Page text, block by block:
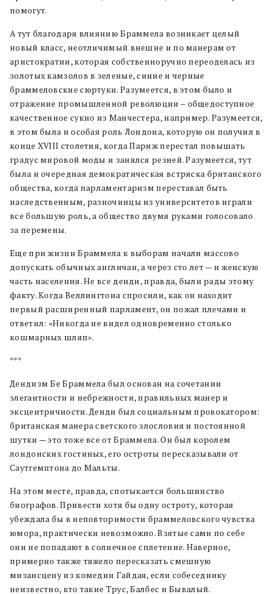
помогут.
А тут благодаря влиянию Браммела возникает целый
новый класс, неотличимый внешне и по манерам от
аристократии, которая собственноручно переоделась из
золотых камзолов в зеленые, синие и черные
браммеловские сюртуки. Разумеется, в этом было и
отражение промышленной революции – общедоступное
качественное сукно из Манчестера, например. Разумеется,
в этом была и особая роль Лондона, которую он получил в
конце XVIII столетия, когда Париж перестал повышать
градус мировой моды и занялся резней. Разумеется, тут
была и очередная демократическая встряска британского
общества, когда парламентаризм переставал быть
наследственным, разночинцы из университетов играли
все большую роль, а общество двумя руками голосовало
за перемены.
Еще при жизни Браммела к выборам начали массово
допускать обычных англичан, а через сто лет — и женскую
часть населения. Не все денди, правда, были рады этому
факту. Когда Веллингтона спросили, как он находит
первый расширенный парламент, он пожал плечами и
ответил: «Никогда не видел одновременно столько
кошмарных шляп».
***
Дендизм Бе Браммела был основан на сочетании
элегантности и небрежности, правильных манер и
эксцентричности. Денди был социальным провокатором:
британская манера светского злословия и постоянной
шутки — это тоже все от Браммела. Он был королем
лондонских гостиных, его остроты пересказывали от
Саутгемптона до Мальты.
На этом месте, правда, спотыкается большинство
биографов. Привести хотя бы одну остроту, которая
убеждала бы в неповторимости браммеловского чувства
юмора, практически невозможно. Взятые сами по себе
они не попадают в солнечное сплетение. Наверное,
примерно также тяжело пересказать смешную
мизансцену из комедии Гайдая, если собеседнику
неизвестно, кто такие Трус, Балбес и Бывалый.